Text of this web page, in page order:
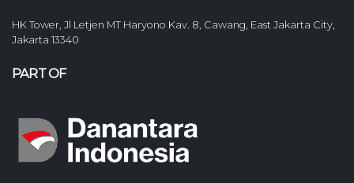
HK Tower, Jl Letjen MT Haryono Kav. 8, Cawang, East Jakarta City,
Jakarta 13340
PART OF